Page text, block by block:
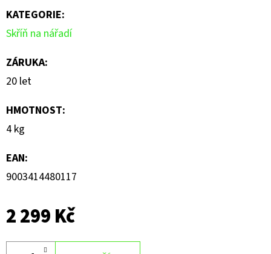
5
hvězdiček.
KATEGORIE:
Skříň na nářadí
ZÁRUKA:
20 let
HMOTNOST:
4 kg
EAN:
9003414480117
2 299 Kč